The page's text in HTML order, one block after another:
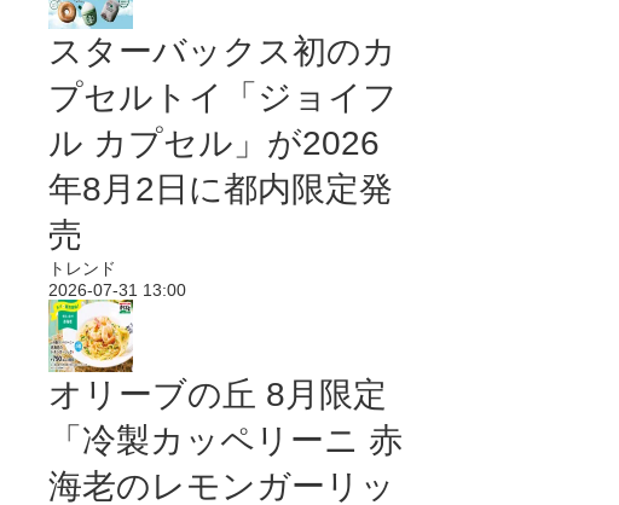
スターバックス初のカ
プセルトイ「ジョイフ
ル カプセル」が2026
年8月2日に都内限定発
売
トレンド
2026-07-31 13:00
オリーブの丘 8月限定
「冷製カッペリーニ 赤
海老のレモンガーリッ